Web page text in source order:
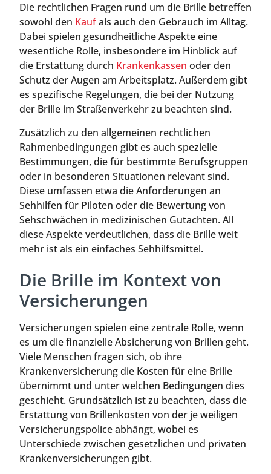
Die rechtlichen Fragen rund um die Brille betreffen
sowohl den Kaufals auch den Gebrauch im Alltag.
Dabei spielen gesundheitliche Aspekte eine
wesentliche Rolle, insbesondere im Hinblick auf
die Erstattung durch Krankenkassen oder den
Schutz der Augen am Arbeitsplatz. Außerdem gibt
es spezifische Regelungen, die bei der Nutzung
der Brille im Straßenverkehr zu beachten sind.
Zusätzlich zu den allgemeinen rechtlichen
Rahmenbedingungen gibt es auch spezielle
Bestimmungen, die für bestimmte Berufsgruppen
oder in besonderen Situationen relevant sind.
Diese umfassen etwa die Anforderungen an
Sehhilfen für Piloten oder die Bewertung von
Sehschwächen in medizinischen Gutachten. All
diese Aspekte verdeutlichen, dass die Brille weit
mehr ist als ein einfaches Sehhilfsmittel.
Die Brille im Kontext von
Versicherungen
Versicherungen spielen eine zentrale Rolle, wenn
es um die finanzielle Absicherung von Brillen geht.
Viele Menschen fragen sich, ob ihre
Krankenversicherung die Kosten für eine Brille
übernimmt und unter welchen Bedingungen dies
geschieht. Grundsätzlich ist zu beachten, dass die
Erstattung von Brillenkosten von der je weiligen
Versicherungspolice abhängt, wobei es
Unterschiede zwischen gesetzlichen und privaten
Krankenversicherungen gibt.